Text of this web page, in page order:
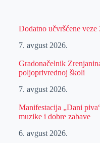
Dodatno učvršćene
7. avgust 2026.
Gradonačelnik
poljoprivrednoj školi
7. avgust 2026.
Manifestacija „Dani
muzike i dobre zabave
6. avgust 2026.